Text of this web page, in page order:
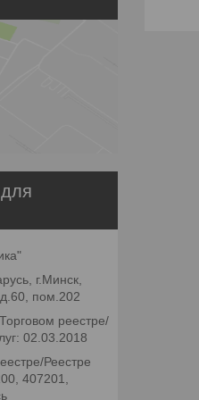
г.Минск,
пом.202
реестре/
02.03.2018
Реестре
407201,